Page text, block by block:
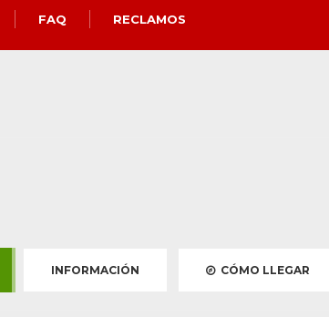
FAQ RECLAMOS
INFORMACIÓN CÓMO LLEGAR